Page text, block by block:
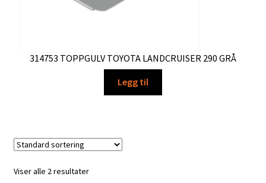
314753 TOPPGULV TOYOTA LANDCRUISER 290 GRÅ
Legg til
Viser alle 2 resultater